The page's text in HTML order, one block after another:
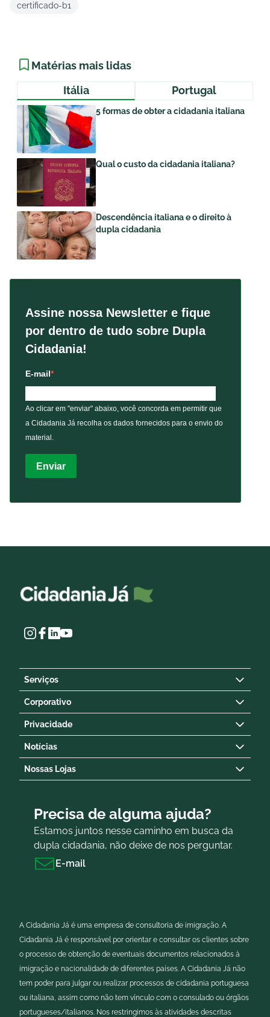
certificado-b1
Matérias mais lidas
Itália
Portugal
5 formas de obter a cidadania italiana
Qual o custo da cidadania italiana?
Descendência italiana e o direito à
dupla cidadania
Assine nossa Newsletter e fique
por dentro de tudo sobre Dupla
Cidadania!
E-mail
Ao clicar em "enviar" abaixo, você concorda em permitir que
a Cidadania Já recolha os dados fornecidos para o envio do
material.
Enviar
Serviços
Corporativo
Privacidade
Notícias
Nossas Lojas
Precisa de alguma ajuda?
Estamos juntos nesse caminho em busca da
dupla cidadania, não deixe de nos perguntar.
E-mail
A Cidadania Já é uma empresa de consultoria de imigração. A
Cidadania Já é responsável por orientar e consultar os clientes sobre
o processo de obtenção de eventuais documentos relacionados à
imigração e nacionalidade de diferentes países. A Cidadania Já não
tem poder para julgar ou realizar processos de cidadania portuguesa
ou italiana, assim como não tem vínculo com o consulado ou órgãos
portugueses/italianos. Nos restringimos às atividades descritas